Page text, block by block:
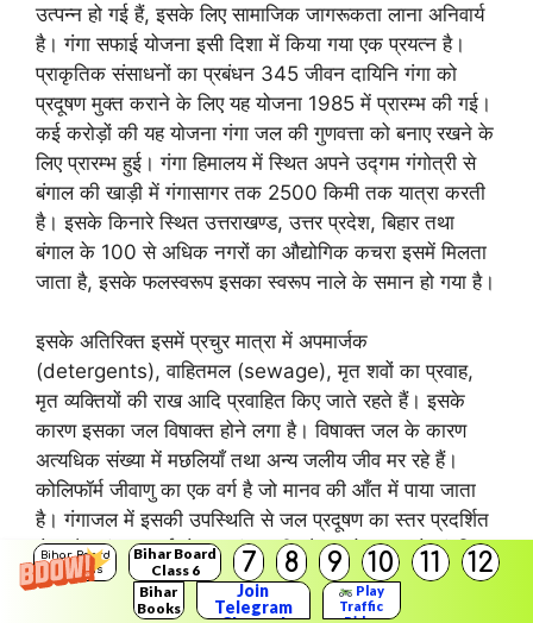
Bihar Board
Solutions
Bihar Board
Class 6
7 8 9 10 11 12
Bihar
Books
Join
Telegram
Play
Traffic
उत्पन्न हो गई हैं, इसके लिए सामाजिक जागरूकता लाना अनिवार्य
है। गंगा सफाई योजना इसी दिशा में किया गया एक प्रयत्न है।
प्राकृतिक संसाधनों का प्रबंधन 345 जीवन दायिनि गंगा को
प्रदूषण मुक्त कराने के लिए यह योजना 1985 में प्रारम्भ की गई।
कई करोड़ों की यह योजना गंगा जल की गुणवत्ता को बनाए रखने के
लिए प्रारम्भ हुई। गंगा हिमालय में स्थित अपने उद्गम गंगोत्री से
बंगाल की खाड़ी में गंगासागर तक 2500 किमी तक यात्रा करती
है। इसके किनारे स्थित उत्तराखण्ड, उत्तर प्रदेश, बिहार तथा
बंगाल के 100 से अधिक नगरों का औद्योगिक कचरा इसमें मिलता
जाता है, इसके फलस्वरूप इसका स्वरूप नाले के समान हो गया है।
इसके अतिरिक्त इसमें प्रचुर मात्रा में अपमार्जक
(detergents), वाहितमल (sewage), मृत शवों का प्रवाह,
मृत व्यक्तियों की राख आदि प्रवाहित किए जाते रहते हैं। इसके
कारण इसका जल विषाक्त होने लगा है। विषाक्त जल के कारण
अत्यधिक संख्या में मछलियाँ तथा अन्य जलीय जीव मर रहे हैं।
कोलिफॉर्म जीवाणु का एक वर्ग है जो मानव की आँत में पाया जाता
है। गंगाजल में इसकी उपस्थिति से जल प्रदूषण का स्तर प्रदर्शित
होता है। गंगा सफाई योजना गंगा नदी और इसके जल को संदषित
होने से बचाने के लिए प्रारम्भ की गई है।